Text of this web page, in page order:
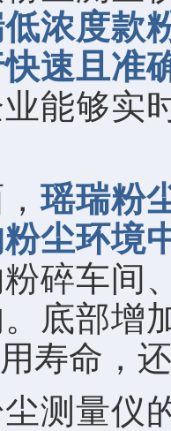
浓度款
速且准
能够实
瑶瑞粉
尘环境
碎车间
底部增
寿命，
测量仪